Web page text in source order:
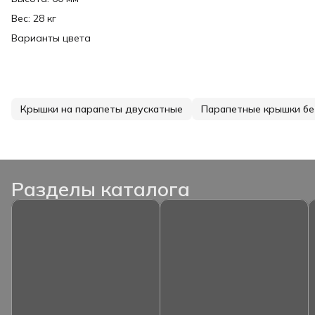
Вес: 28 кг
Варианты цвета
Крышки на парапеты двускатные Парапетные крышки
Разделы каталога